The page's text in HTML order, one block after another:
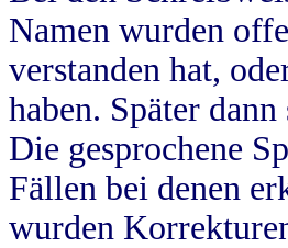
Namen wurden
verstanden hat,
haben. Später
Die gesprochene
Fällen bei denen
wurden